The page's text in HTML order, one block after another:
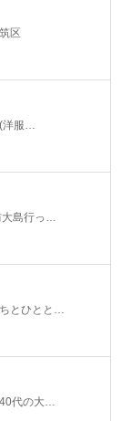
区
(洋服…
大島行っ…
とひとと…
代の大…